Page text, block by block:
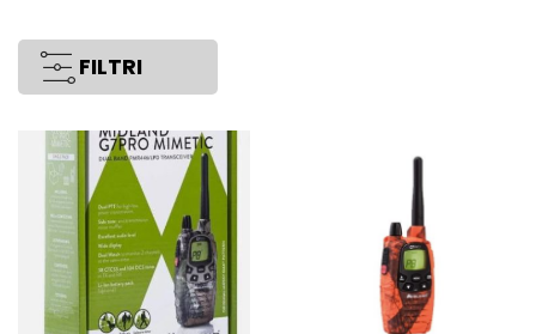
FILTRI